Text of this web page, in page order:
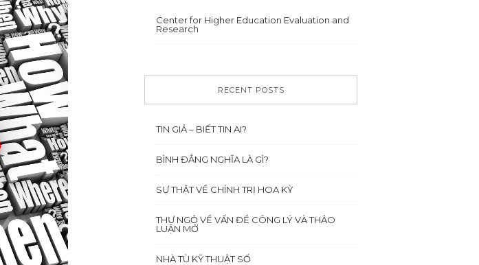
Center for Higher Education Evaluation and
Research
RECENT POSTS
TIN GIẢ – BIẾT TIN AI?
BÌNH ĐẲNG NGHĨA LÀ GÌ?
SỰ THẬT VỀ CHÍNH TRỊ HOA KỲ
THƯ NGỎ VỀ VẤN ĐỀ CÔNG LÝ VÀ THẢO
LUẬN MỞ
NHÀ TÙ KỸ THUẬT SỐ